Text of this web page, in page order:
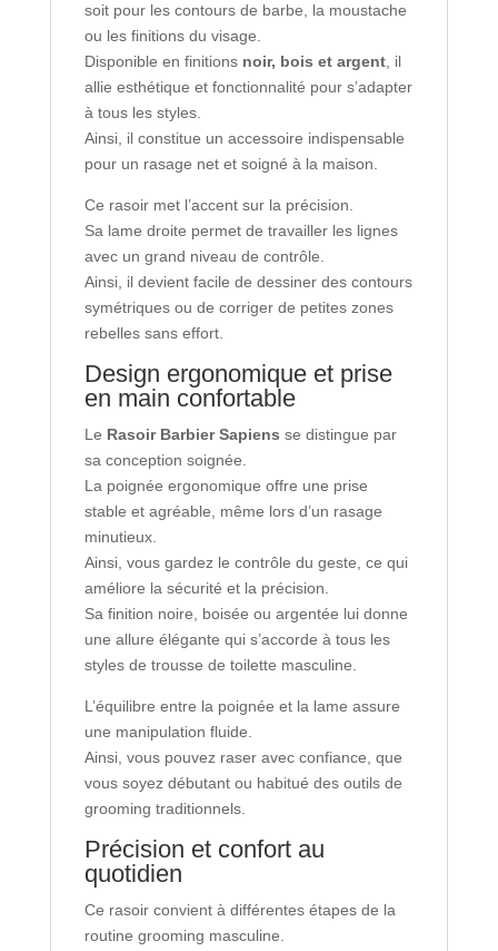
soit pour les contours de barbe, la moustache
ou les finitions du visage.
Disponible en finitions noir, bois et argent, il
allie esthétique et fonctionnalité pour s’adapter
à tous les styles.
Ainsi, il constitue un accessoire indispensable
pour un rasage net et soigné à la maison.
Ce rasoir met l’accent sur la précision.
Sa lame droite permet de travailler les lignes
avec un grand niveau de contrôle.
Ainsi, il devient facile de dessiner des contours
symétriques ou de corriger de petites zones
rebelles sans effort.
Design ergonomique et prise
en main confortable
Le Rasoir Barbier Sapiens se distingue par
sa conception soignée.
La poignée ergonomique offre une prise
stable et agréable, même lors d’un rasage
minutieux.
Ainsi, vous gardez le contrôle du geste, ce qui
améliore la sécurité et la précision.
Sa finition noire, boisée ou argentée lui donne
une allure élégante qui s’accorde à tous les
styles de trousse de toilette masculine.
L’équilibre entre la poignée et la lame assure
une manipulation fluide.
Ainsi, vous pouvez raser avec confiance, que
vous soyez débutant ou habitué des outils de
grooming traditionnels.
Précision et confort au
quotidien
Ce rasoir convient à différentes étapes de la
routine grooming masculine.